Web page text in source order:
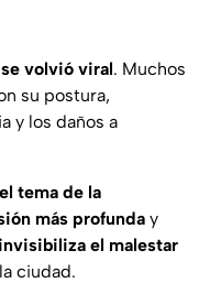
volvió viral. Muchos
su postura,
y los daños a
el tema de la
más profunda y
invisibiliza el malestar
ciudad.